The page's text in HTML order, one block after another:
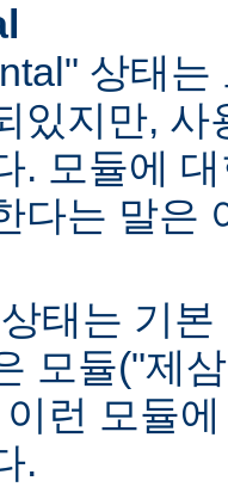
상태는
있지만, 사
. 모듈에
다는 말은
태는 기
모듈("제
런 모듈
.